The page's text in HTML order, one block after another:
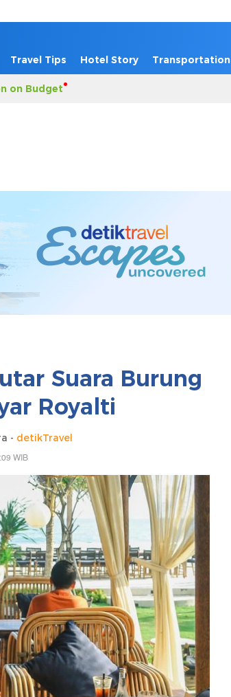
Travel Tips Hotel Story Transportation
on Budget
Suara Burung
Royalti
- detikTravel
WIB